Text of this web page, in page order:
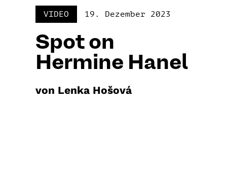
VIDEO 19. Dezember 2023
Spot on
Hermine Hanel
von Lenka Hošová